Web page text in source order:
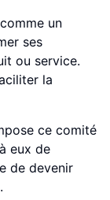
un
ses
ou service.
la
ce comité
eux de
de devenir